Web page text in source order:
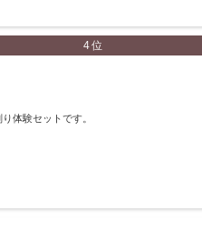
4位
体験セットです。